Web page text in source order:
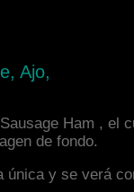
Ajo,
Ham , el
de fondo.
y se verá